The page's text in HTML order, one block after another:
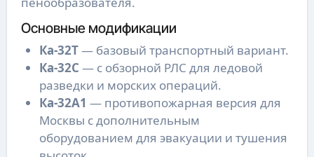
Основные модификации
Ка-32Т— базовый транспортный вариант.
Ка-32С — с обзорной РЛС для ледовой
разведки и морских операций.
Ка-32А1 — противопожарная версия для
Москвы с дополнительным
оборудованием для эвакуации и тушения